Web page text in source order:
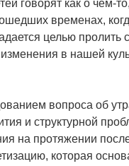
говорят как о чем-
временах,
целью
в нашей
вопроса об
и структурной
на протяжении
которая